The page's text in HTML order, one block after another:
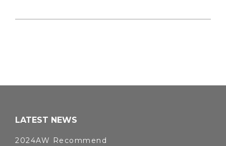
LATEST NEWS
2024AW Recommend